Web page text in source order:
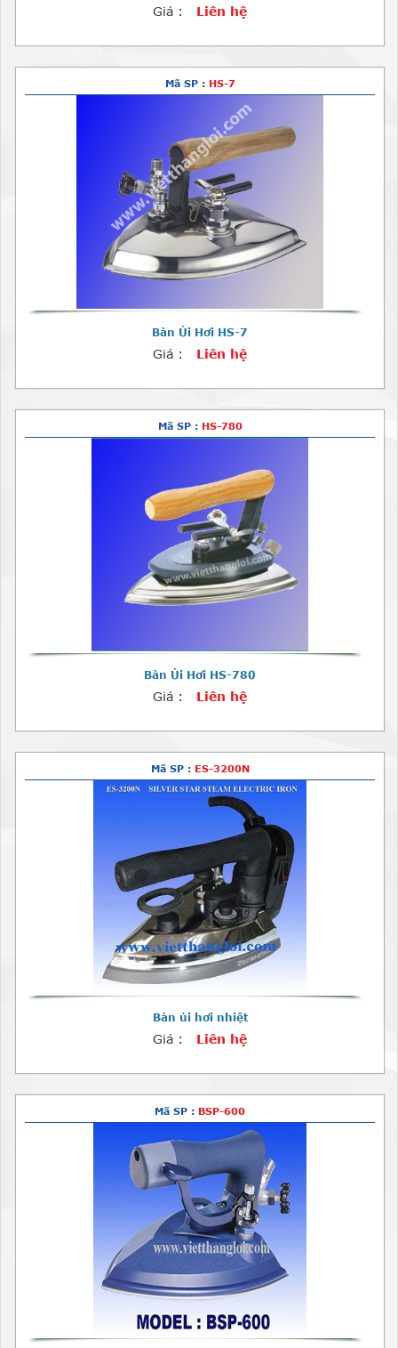
Giá : Liên hệ
Mã SP : HS-7
Bàn Ủi Hơi HS-7
Giá : Liên hệ
Mã SP : HS-780
Bàn Ủi Hơi HS-780
Giá : Liên hệ
Mã SP : ES-3200N
Bàn ủi hơi nhiệt
Giá : Liên hệ
Mã SP : BSP-600